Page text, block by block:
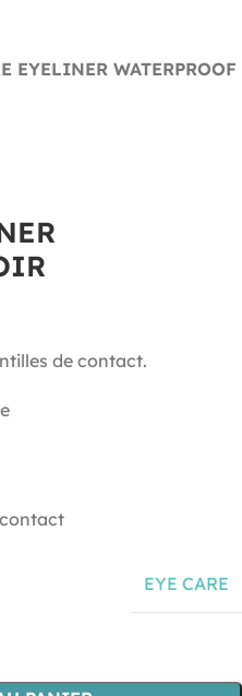
EYELINER WATERPROOF
de contact.
EYE CARE